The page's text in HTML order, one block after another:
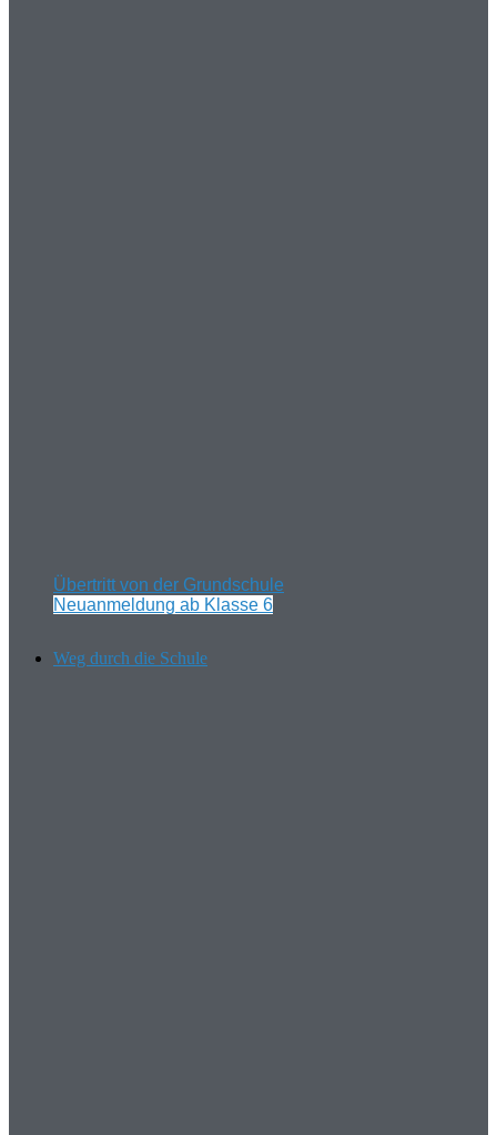
Übertritt von der Grundschule
Neuanmeldung ab Klasse 6
Weg durch die Schule